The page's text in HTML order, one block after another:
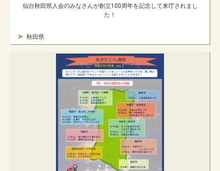
秋田県
仙台秋田県人会のみなさんが創立100周年を記念して来庁されまし
た！